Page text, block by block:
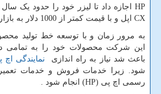
HP اجازه داد تا لیزر خود را حدود یک
CX اپل و با قیمت کمتر از 1000 دلار به بازار عرضه کند.
به مرور زمان و با توسعه خط تولید
این شرکت محصولات خود را به تمامی
باعث شد نیاز به راه اندازی نمایندگی اچ
شود. زیرا خدمات فروش و خدمات
رسمی اچ پی (HP) انجام شود .